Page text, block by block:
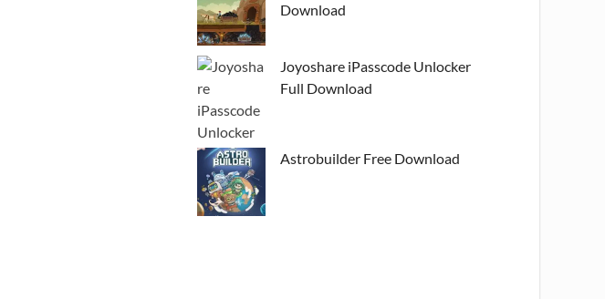
Download
Joyoshare iPasscode Unlocker
Full Download
Astrobuilder Free Download